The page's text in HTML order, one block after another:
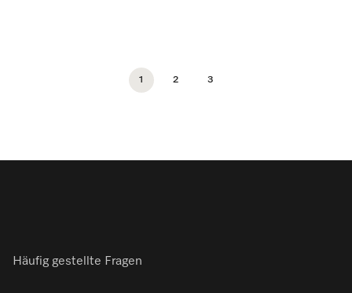
1 2 3
Häufig gestellte Fragen